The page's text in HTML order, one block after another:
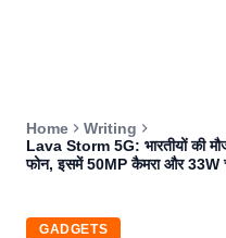
Contact
Navjagran
Home
Writing
Lava Storm 5G: भारतीयों की
फोन, इसमें 50MP कैमरा और 33W
GADGETS